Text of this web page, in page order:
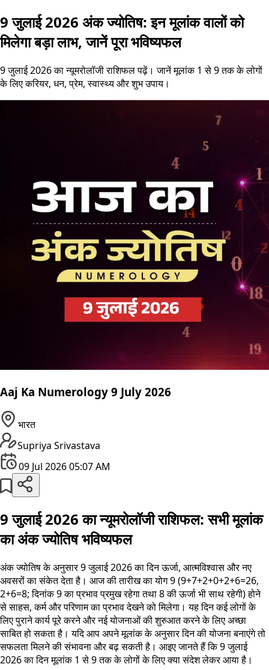
9 जुलाई 2026 अंक ज्योतिष: इन मूलांक वालों को
मिलेगा बड़ा लाभ, जानें पूरा भविष्यफल
9 जुलाई 2026 का न्यूमरोलॉजी राशिफल पढ़ें। जानें मूलांक 1 से 9 तक के लोगों
के लिए करियर, धन, प्रेम, स्वास्थ्य और शुभ उपाय।
Aaj Ka Numerology 9 July 2026
भारत
Supriya Srivastava
09 Jul 2026 05:07 AM
9 जुलाई 2026 का न्यूमरोलॉजी राशिफल: सभी मूलांक
का अंक ज्योतिष भविष्यफल
अंक ज्योतिष के अनुसार 9 जुलाई 2026 का दिन ऊर्जा, आत्मविश्वास और नए
अवसरों का संकेत देता है। आज की तारीख का योग 9 (9+7+2+0+2+6=26,
2+6=8; दिनांक 9 का प्रभाव प्रमुख रहेगा तथा 8 की ऊर्जा भी साथ रहेगी) होने
से साहस, कर्म और परिणाम का प्रभाव देखने को मिलेगा। यह दिन कई लोगों के
लिए पुराने कार्य पूरे करने और नई योजनाओं की शुरुआत करने के लिए अच्छा
साबित हो सकता है। यदि आप अपने मूलांक के अनुसार दिन की योजना बनाएंगे तो
सफलता मिलने की संभावना और बढ़ सकती है। आइए जानते हैं कि 9 जुलाई
2026 का दिन मूलांक 1 से 9 तक के लोगों के लिए क्या संदेश लेकर आया है।